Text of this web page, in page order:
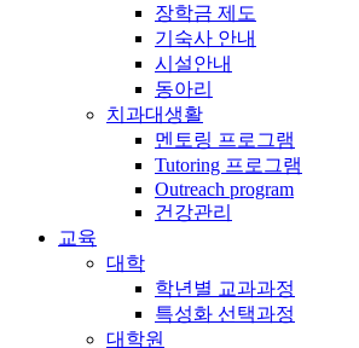
장학금 제도
기숙사 안내
시설안내
동아리
치과대생활
멘토링 프로그램
Tutoring 프로그램
Outreach program
건강관리
교육
대학
학년별 교과과정
특성화 선택과정
대학원